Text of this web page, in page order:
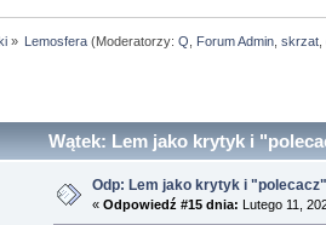
» Lemosfera(Moderatorzy: Q Forum Admin, skrzat,
Wątek: Lem jako krytyk i
Odp: Lem jako krytyk i
« Odpowiedź #15 dnia: Lutego 11,